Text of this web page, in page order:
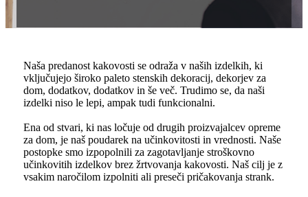
Naša predanost kakovosti se odraža v naših izdelkih, ki
vključujejo široko paleto stenskih dekoracij, dekorjev za
dom, dodatkov, dodatkov in še več. Trudimo se, da naši
izdelki niso le lepi, ampak tudi funkcionalni.
Ena od stvari, ki nas ločuje od drugih proizvajalcev opreme
za dom, je naš poudarek na učinkovitosti in vrednosti. Naše
postopke smo izpopolnili za zagotavljanje stroškovno
učinkovitih izdelkov brez žrtvovanja kakovosti. Naš cilj je z
vsakim naročilom izpolniti ali preseči pričakovanja strank.